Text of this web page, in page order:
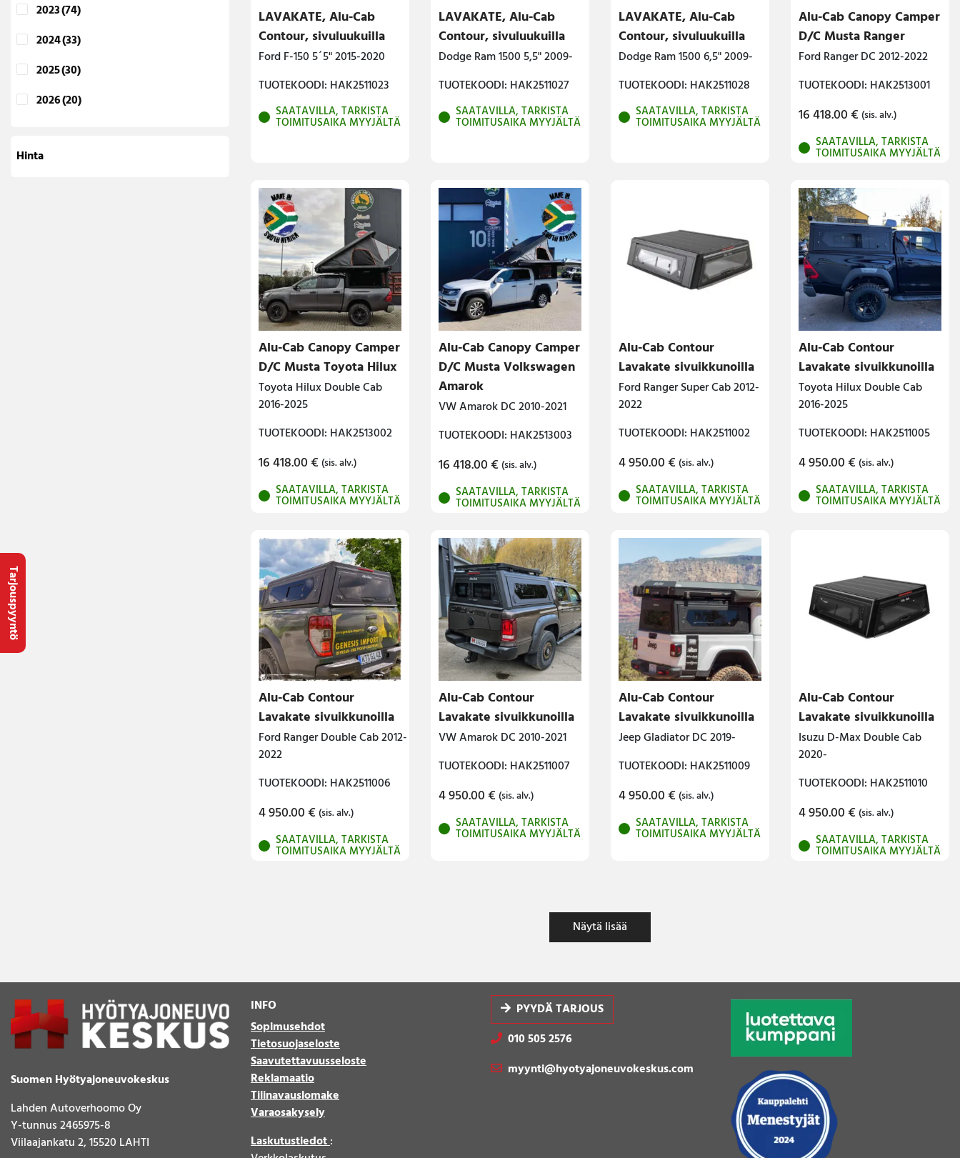
2023(74)
2024(33)
2025(30)
2026(20)
Hinta
LAVAKATE, Alu-Cab
Contour, sivuluukuilla
Ford F-150 5´5" 2015-2020
TUOTEKOODI: HAK2511023
SAATAVILLA, TARKISTA
TOIMITUSAIKA MYYJÄLTÄ
LAVAKATE, Alu-Cab
Contour, sivuluukuilla
Dodge Ram 1500 5,5" 2009-
TUOTEKOODI: HAK2511027
SAATAVILLA, TARKISTA
TOIMITUSAIKA MYYJÄLTÄ
LAVAKATE, Alu-Cab
Contour, sivuluukuilla
Dodge Ram 1500 6,5" 2009-
TUOTEKOODI: HAK2511028
SAATAVILLA, TARKISTA
TOIMITUSAIKA MYYJÄLTÄ
Alu-Cab Canopy Camper
D/C Musta Ranger
Ford Ranger DC 2012-2022
TUOTEKOODI: HAK2513001
16 418.00€ (sis. alv.)
SAATAVILLA, TARKISTA
TOIMITUSAIKA MYYJÄLTÄ
Alu-Cab Canopy Camper
D/C Musta Toyota Hilux
Toyota Hilux Double Cab
2016-2025
TUOTEKOODI: HAK2513002
16 418.00€ (sis. alv.)
SAATAVILLA, TARKISTA
TOIMITUSAIKA MYYJÄLTÄ
Alu-Cab Canopy Camper
D/C Musta Volkswagen
Amarok
VW Amarok DC 2010-2021
TUOTEKOODI: HAK2513003
16 418.00€ (sis. alv.)
SAATAVILLA, TARKISTA
TOIMITUSAIKA MYYJÄLTÄ
Alu-Cab Contour
Lavakate sivuikkunoilla
Ford Ranger Super Cab 2012-
2022
TUOTEKOODI: HAK2511002
4 950.00€ (sis. alv.)
SAATAVILLA, TARKISTA
TOIMITUSAIKA MYYJÄLTÄ
Alu-Cab Contour
Lavakate sivuikkunoilla
Toyota Hilux Double Cab
2016-2025
TUOTEKOODI: HAK2511005
4 950.00€ (sis. alv.)
SAATAVILLA, TARKISTA
TOIMITUSAIKA MYYJÄLTÄ
Alu-Cab Contour
Lavakate sivuikkunoilla
Ford Ranger Double Cab 2012-
2022
TUOTEKOODI: HAK2511006
4 950.00€ (sis. alv.)
SAATAVILLA, TARKISTA
TOIMITUSAIKA MYYJÄLTÄ
Alu-Cab Contour
Lavakate sivuikkunoilla
VW Amarok DC 2010-2021
TUOTEKOODI: HAK2511007
4 950.00€ (sis. alv.)
SAATAVILLA, TARKISTA
TOIMITUSAIKA MYYJÄLTÄ
Alu-Cab Contour
Lavakate sivuikkunoilla
Jeep Gladiator DC 2019-
TUOTEKOODI: HAK2511009
4 950.00€ (sis. alv.)
SAATAVILLA, TARKISTA
TOIMITUSAIKA MYYJÄLTÄ
Alu-Cab Contour
Lavakate sivuikkunoilla
Isuzu D-Max Double Cab
2020-
TUOTEKOODI: HAK2511010
4 950.00€ (sis. alv.)
SAATAVILLA, TARKISTA
TOIMITUSAIKA MYYJÄLTÄ
Näytä lisää
Suomen Hyötyajoneuvokeskus
Lahden Autoverhoomo Oy
Y-tunnus 2465975-8
Viilaajankatu 2, 15520 LAHTI
INFO
Sopimusehdot
Tietosuojaseloste
Saavutettavuusseloste
Reklamaatio
Tilinavauslomake
Varaosakysely
Laskutustiedot:
PYYDÄ TARJOUS
010 505 2576
myynti@hyotyajoneuvokeskus.com
Tarjouspyyntö